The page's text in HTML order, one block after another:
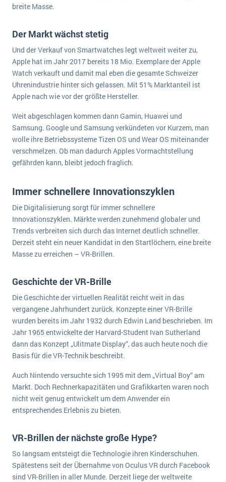
breite Masse.
Der Markt wächst stetig
Und der Verkauf von Smartwatches legt weltweit weiter zu,
Apple hat im Jahr 2017 bereits 18 Mio. Exemplare der Apple
Watch verkauft und damit mal eben die gesamte Schweizer
Uhrenindustrie hinter sich gelassen. Mit 51% Marktanteil ist
Apple nach wie vor der größte Hersteller.
Weit abgeschlagen kommen dann Gamin, Huawei und
Samsung. Google und Samsung verkündeten vor Kurzem, man
wolle ihre Betriebssysteme Tizen OS und Wear OS miteinander
verschmelzen. Ob man dadurch Apples Vormachtstellung
gefährden kann, bleibt jedoch fraglich.
Immer schnellere Innovationszyklen
Die Digitalisierung sorgt für immer schnellere
Innovationszyklen. Märkte werden zunehmend globaler und
Trends verbreiten sich durch das Internet deutlich schneller.
Derzeit steht ein neuer Kandidat in den Startlöchern, eine breite
Masse zu erreichen – VR-Brillen.
Geschichte der VR-Brille
Die Geschichte der virtuellen Realität reicht weit in das
vergangene Jahrhundert zurück. Konzepte einer VR-Brille
wurden bereits im Jahr 1932 durch Edwin Land beschrieben. Im
Jahr 1965 entwickelte der Harvard-Student Ivan Sutherland
dann das Konzept „Ulitmate Display“, das auch heute noch die
Basis für die VR-Technik beschreibt.
Auch Nintendo versuchte sich 1995 mit dem „Virtual Boy“ am
Markt. Doch Rechnerkapazitäten und Grafikkarten waren noch
nicht weit genug entwickelt um dem Anwender ein
entsprechendes Erlebnis zu bieten.
VR-Brillen der nächste große Hype?
So langsam entsteigt die Technologie ihren Kinderschuhen.
Spätestens seit der Übernahme von Oculus VR durch Facebook
sind VR-Brillen in aller Munde. Derzeit liege der weltweite